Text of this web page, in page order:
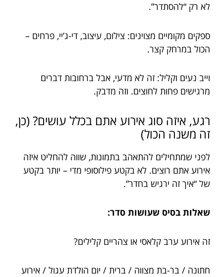
לא רק “להסתדר”.
ספקים מקומיים מצוינים: צילום, עיצוב, די-ג’יי, פרחים –
הכול במרחק קצר.
וייב נעים וקליל: זה לא מדעי, אבל ברחובות דברים
מרגישים פחות לחוצים. וזה מדבק.
רגע, איזה סוג אירוע אתם בכלל עושים? (כן,
זה משנה הכול)
לפני שמתחילים להתאהב בתמונות, שווה להחליט איזה
אירוע אתם רוצים. לא בקטע פילוסופי מדי – יותר בקטע
של “איך זה ירגיש בחדר”.
שאלות בסיס שעושות סדר:
זה אירוע ערב קלאסי או צהריים קלילים?
חתונה / בר-בת מצווה / ברית / יום הולדת עגול / אירוע